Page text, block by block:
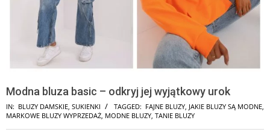
Modna bluza basic – odkryj jej wyjątkowy urok
IN: BLUZY DAMSKIE, SUKIENKI TAGGED: FAJNE BLUZY, JAKIE BLUZY SĄ MODNE,
MARKOWE BLUZY WYPRZEDAŻ, MODNE BLUZY, TANIE BLUZY